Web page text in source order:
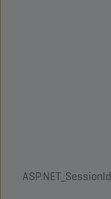
ASP.NET_SessionId